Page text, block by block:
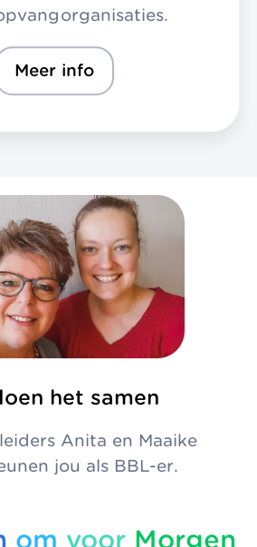
Meer info
het samen
Anita en Maaike
jou als BBL-er.
om voor Morgen